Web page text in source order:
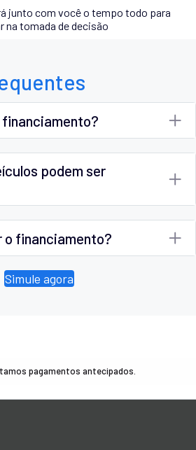
junto com você o tempo todo para
na tomada de decisão
financiamento?
podem ser
o financiamento?
Simule agora
pagamentos antecipados.